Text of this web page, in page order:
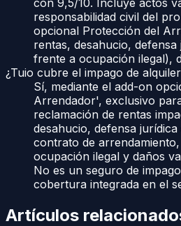
responsabilidad civil del
opcional Protección del
rentas, desahucio,
frente a ocupación ilegal),
¿Tuio cubre el impago de
Sí, mediante el add-on
Arrendador', exclusivo
reclamación de rentas
desahucio, defensa
contrato de
ocupación ilegal y daños
No es un seguro de
cobertura integrada en el
Artículos